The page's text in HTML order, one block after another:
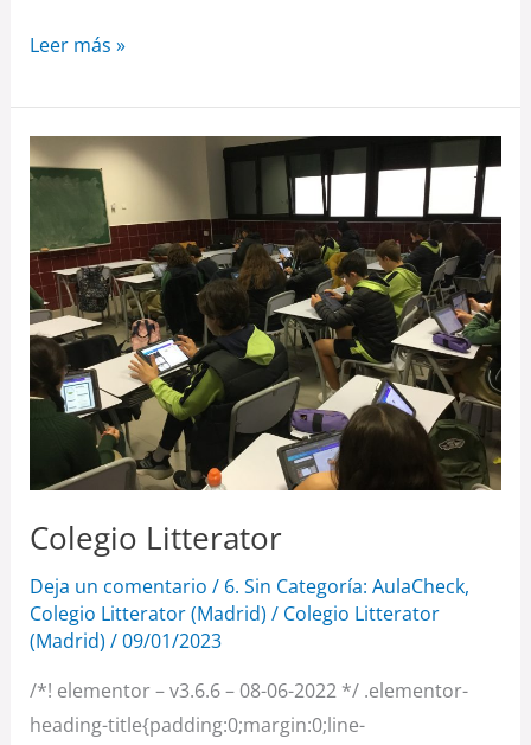
Leer más »
Colegio Litterator
Deja un comentario / 6. Sin Categoría: AulaCheck,
Colegio Litterator (Madrid) / Colegio Litterator
(Madrid) /09/01/2023
/*! elementor – v3.6.6 – 08-06-2022 */ .elementor-
heading-title{padding:0;margin:0;line-
Colegio
Litterator